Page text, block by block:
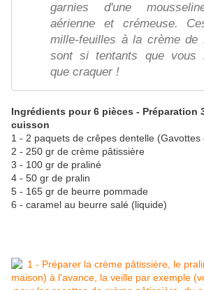
garnies d'une
aérienne et crémeuse.
mille-feuilles à la crème de
sont si tentants que vous
que craquer !
Ingrédients pour 6 pièces - Préparation
cuisson
1 - 2 paquets de crêpes dentelle (Gavottes
2 - 250 gr de crème pâtissière
3 - 100 gr de praliné
4 - 50 gr de pralin
5 - 165 gr de beurre pommade
6 - caramel au beurre salé (liquide)